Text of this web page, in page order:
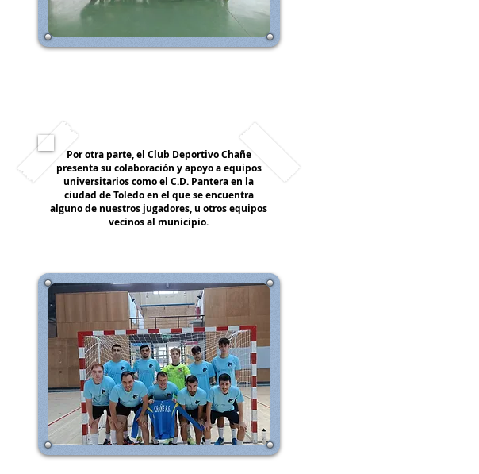
Por otra parte, el Club Deportivo Chañe
presenta su colaboración y apoyo a equipos
universitarios como el C.D. Pantera en la
ciudad de Toledo en el que se encuentra
alguno de nuestros jugadores, u otros equipos
vecinos al municipio.